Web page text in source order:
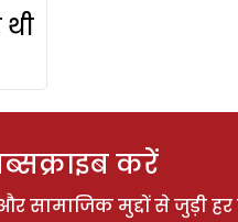
करें
सामाजिक मुद्दों से जुड़ी